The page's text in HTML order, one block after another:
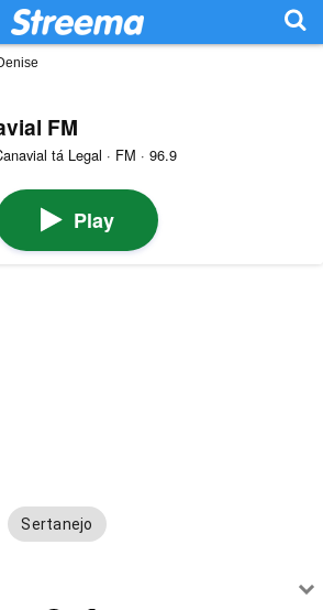
FM
tá Legal · FM · 96.9
Play
Sertanejo